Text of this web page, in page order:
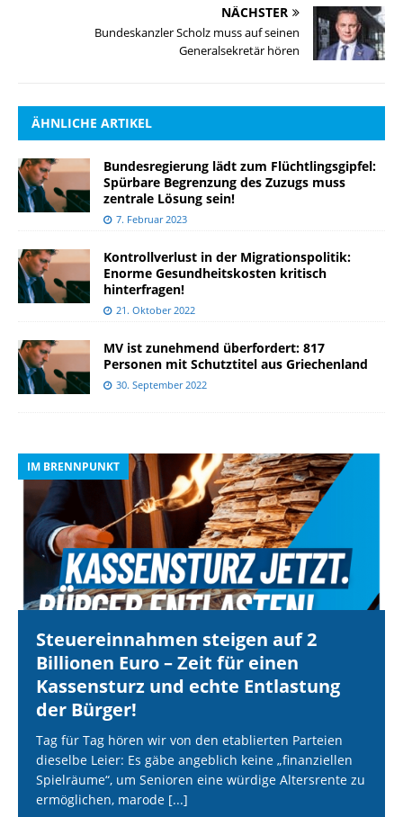
NÄCHSTER
Bundeskanzler Scholz muss auf seinen
Generalsekretär hören
ÄHNLICHE ARTIKEL
Bundesregierung lädt zum Flüchtlingsgipfel:
Spürbare Begrenzung des Zuzugs muss
zentrale Lösung sein!
7. Februar 2023
Kontrollverlust in der Migrationspolitik:
Enorme Gesundheitskosten kritisch
hinterfragen!
21. Oktober 2022
MV ist zunehmend überfordert: 817
Personen mit Schutztitel aus Griechenland
30. September 2022
IM BRENNPUNKT
Steuereinnahmen steigen auf 2
Billionen Euro – Zeit für einen
Kassensturz und echte Entlastung
der Bürger!
Tag für Tag hören wir von den etablierten Parteien
dieselbe Leier: Es gäbe angeblich keine „finanziellen
Spielräume“, um Senioren eine würdige Altersrente zu
ermöglichen, marode [...]